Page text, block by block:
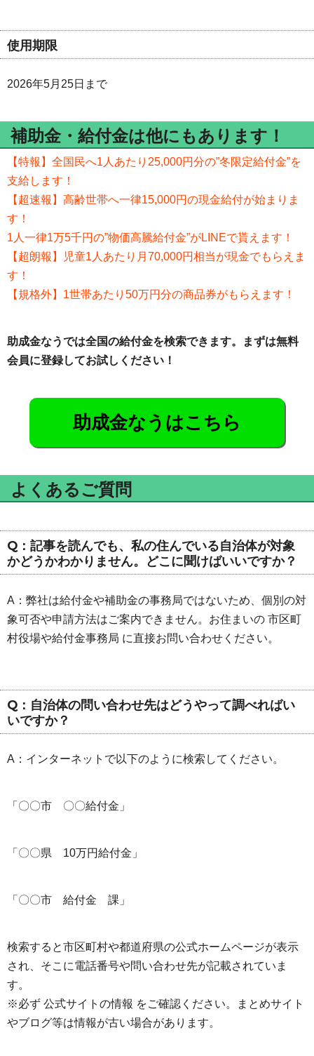
使用期限
2026年5月25日まで
補助金・給付金は他にもあります！
【特報】全国民へ1人あたり25,000円分の”冬限定給付金”を
支給します！
【超速報】高齢世帯へ一律15,000円の現金給付が始まりま
す！
1人一律1万5千円の”物価高騰給付金”がLINEで貰えます！
【超朗報】児童1人あたり月70,000円相当が現金でもらえま
す！
【規格外】1世帯あたり50万円分の商品券がもらえます！
助成金なうでは全国の給付金を検索できます。まずは無料
会員に登録してお試しください！
助成金なうはこちら
よくあるご質問
Q：記事を読んでも、私の住んでいる自治体が対象
かどうかわかりません。どこに聞けばいいですか？
A：弊社は給付金や補助金の事務局ではないため、個別の対
象可否や申請方法はご案内できません。お住まいの 市区町
村役場や給付金事務局 に直接お問い合わせください。
Q：自治体の問い合わせ先はどうやって調べればい
いですか？
A：インターネットで以下のように検索してください。
「〇〇市 〇〇給付金」
「〇〇県 10万円給付金」
「〇〇市 給付金 課」
検索すると市区町村や都道府県の公式ホームページが表示
され、そこに電話番号や問い合わせ先が記載されていま
す。
※必ず 公式サイトの情報 をご確認ください。まとめサイト
やブログ等は情報が古い場合があります。